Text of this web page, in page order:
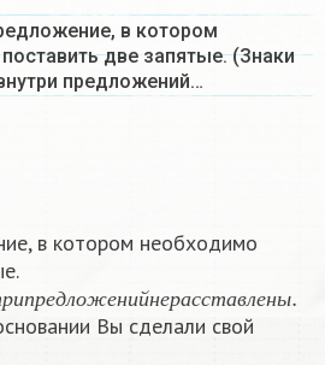
в котором
две запятые. (Знаки
предложений…
в котором необходимо
р и п р е дл о ж е н и й н е р а с с т а вл е н ы
р е и
Вы сделали свой